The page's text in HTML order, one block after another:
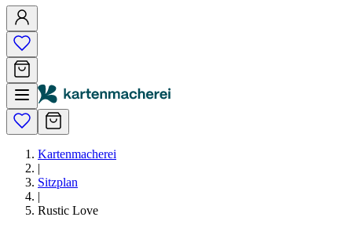
Kartenmacherei
|
Sitzplan
|
Rustic Love